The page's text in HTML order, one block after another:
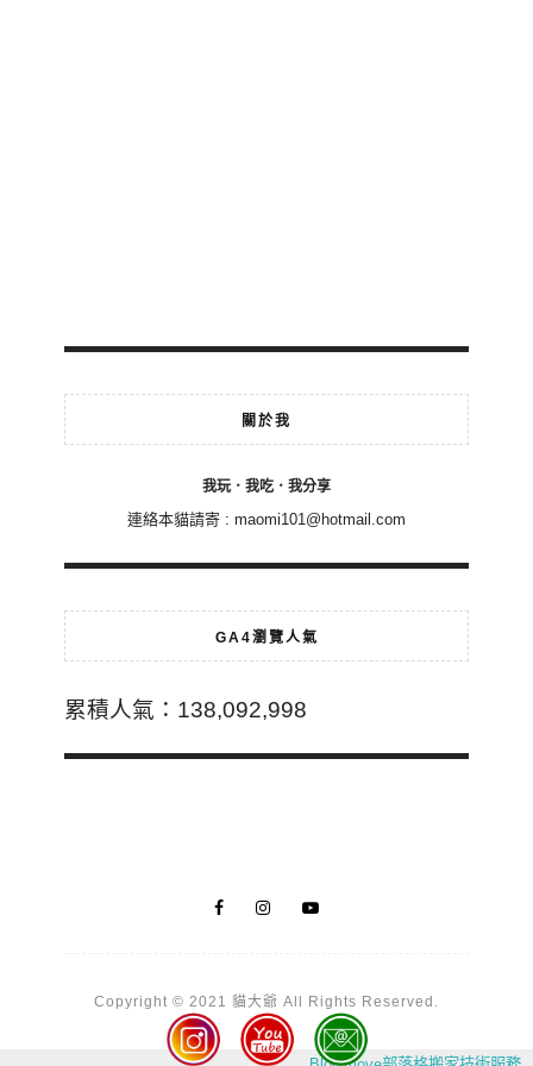
關於我
我玩．我吃．我分享
連絡本貓請寄 : maomi101@hotmail.com
GA4瀏覽人氣
累積人氣：138,092,998
Copyright © 2021 貓大爺 All Rights Reserved.